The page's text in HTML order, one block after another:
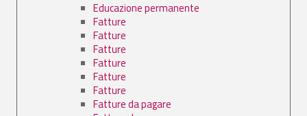
Educazione permanente
Fatture
Fatture
Fatture
Fatture
Fatture
Fatture
Fatture da pagare